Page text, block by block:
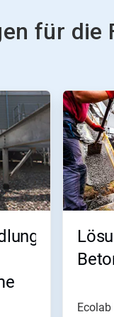
für